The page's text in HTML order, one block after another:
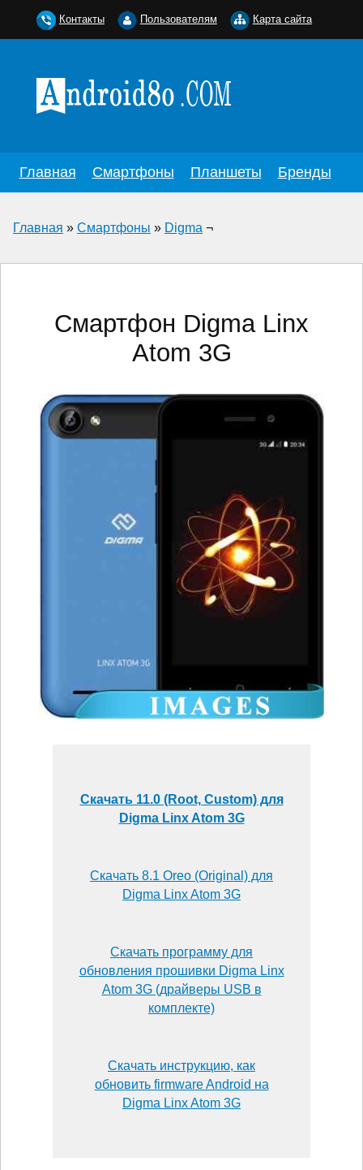
Главная Смартфоны Планшеты Бренды
Главная » Смартфоны » Digma ¬
Смартфон Digma Linx
Atom 3G
Скачать 11.0 (Root, Custom) для
Digma Linx Atom 3G
Скачать 8.1 Oreo (Original) для
Digma Linx Atom 3G
Скачать программу для
обновления прошивки Digma Linx
Atom 3G (драйверы USB в
комплекте)
Скачать инструкцию, как
обновить firmware Android на
Digma Linx Atom 3G
Контакты Пользователям Карта сайта